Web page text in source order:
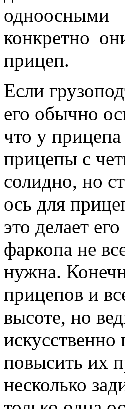
конкретно
прицеп.
Если
его обычно
что у прицепа
прицепы с
солидно, но
ось для
это делает
фаркопа не
нужна.
прицепов и
высоте, но
повысить их
несколько